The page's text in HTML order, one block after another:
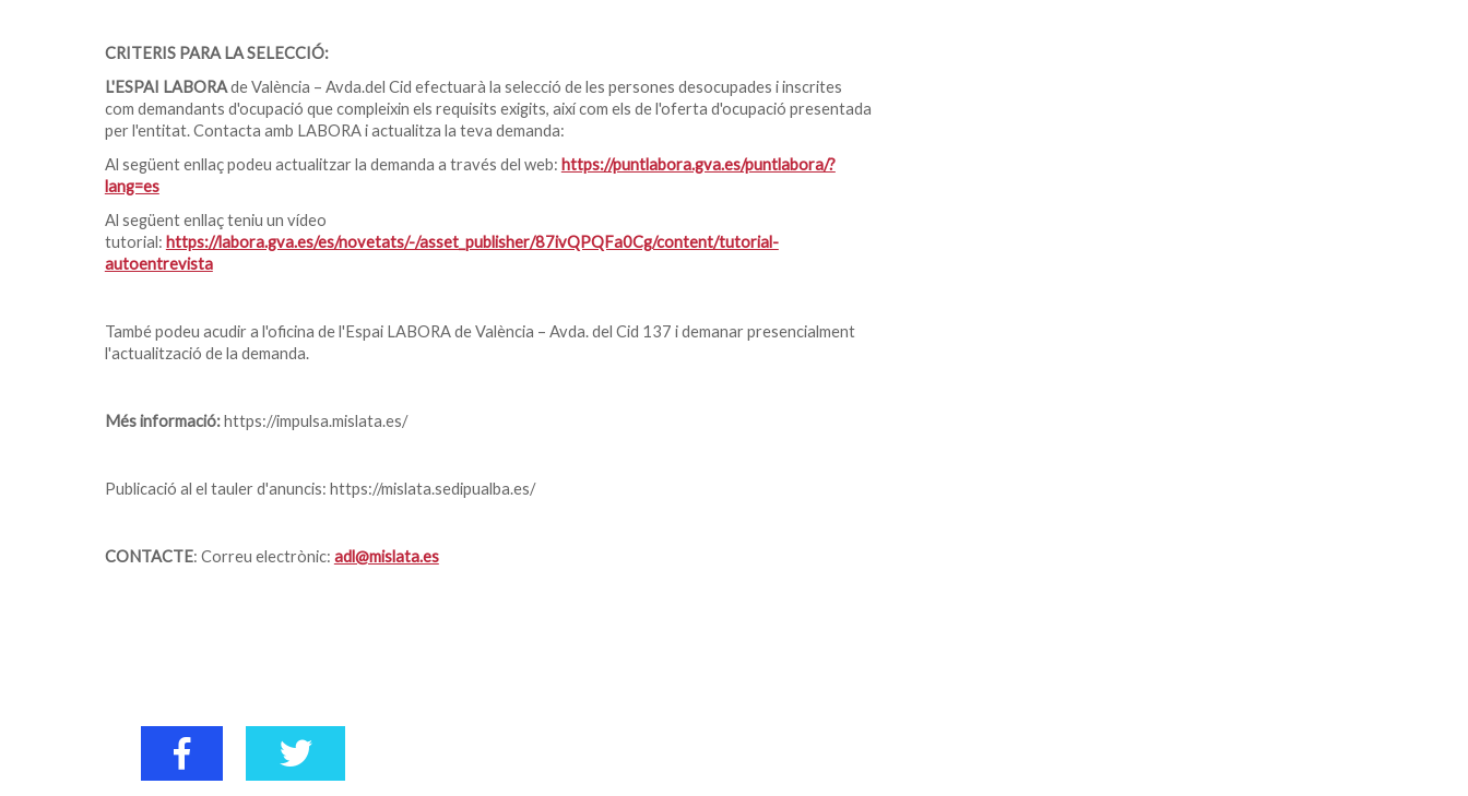
CRITERIS PARA LA SELECCIÓ:
L'ESPAI LABORAde València – Avda.del Cid efectuarà la selecció de les persones desocupades i inscrites
com demandants d'ocupació que compleixin els requisits exigits, així com els de l'oferta d'ocupació presentada
per l'entitat. Contacta amb LABORA i actualitza la teva demanda:
Al següent enllaç podeu actualitzar la demanda a través del web: https://puntlabora.gva.es/puntlabora/?
lang=es
Al següent enllaç teniu un vídeo
tutorial: https://labora.gva.es/es/novetats/-/asset_publisher/87ivQPQFa0Cg/content/tutorial-
autoentrevista
També podeu acudir a l'oficina de l'Espai LABORA de València – Avda. del Cid 137 i demanar presencialment
l'actualització de la demanda.
Més informació:https://impulsa.mislata.es/
Publicació al el tauler d'anuncis: https://mislata.sedipualba.es/
CONTACTE: Correu electrònic: adl@mislata.es